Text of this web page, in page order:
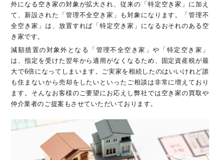
外になる空き家の対象が拡大され、従来の「特定空き家」に加え
て、新設された「管理不全空き家」も対象になります。「管理不
全空き家」は、放置すれば「特定空き家」になるおそれのある空
き家です。
減額措置の対象外となる「管理不全空き家」や「特定空き家」
は、指定を受けた翌年から適用がなくなるため、固定資産税が最
大で6倍になってしまいます。ご実家を相続したのはいいけれど誰
も住まないから売却をしたいといったご相談は非常に増えており
ます。そんなお客様のご要望にお応えし弊社では空き家の買取や
仲介業者のご提案もさせていただいております。